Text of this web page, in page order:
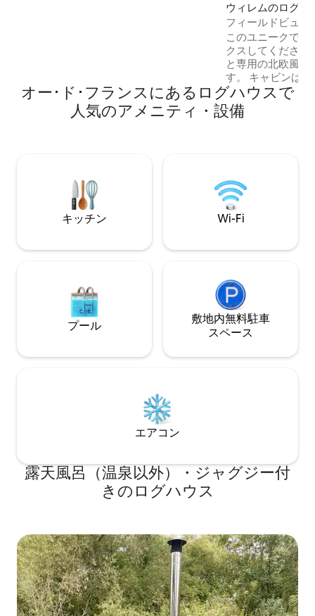
ウィレムのログハ
フィールドビュー
このユニークで静
クスしてください
と専用の北欧風呂
す。 キャビンは、静かな田舎の村であり
ながら主要都市に
す。ヴィルヌーヴ
タッド）からわず
め、ダイニングエ
オー･ド･フランスにあるログハウスで
人気のアメニティ・設備
キッチン Wi-Fi
プール
敷地内無料駐⁠車
ス⁠ペ⁠ー⁠ス
エアコン
露天風呂（温泉以外）・ジャグジー付
きのログハウス